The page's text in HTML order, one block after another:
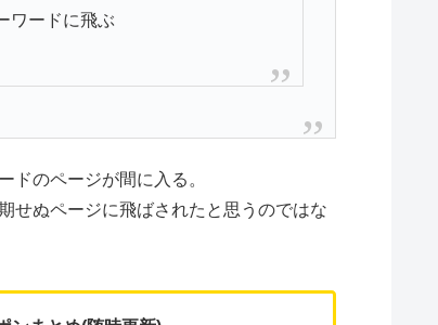
ワードに飛ぶ
ドのページが間に入る。
せぬページに飛ばされたと思うのではな